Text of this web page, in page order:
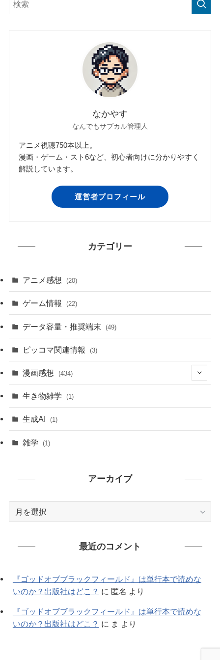
なかやす
なんでもサブカル管理人
アニメ視聴750本以上。
漫画・ゲーム・スト6など、初心者向けに分かりやすく
解説しています。
運営者プロフィール
カテゴリー
アニメ感想 (20)
ゲーム情報 (22)
データ容量・推奨端末 (49)
ピッコマ関連情報 (3)
漫画感想 (434)
(20)
(7)
生き物雑学 (1)
生成AI (1)
雑学 (1)
アーカイブ
最近のコメント
『ゴッドオブブラックフィールド』は単行本で読めな
いのか？出版社はどこ？ に 匿名 より
『ゴッドオブブラックフィールド』は単行本で読めな
いのか？出版社はどこ？ に ま より